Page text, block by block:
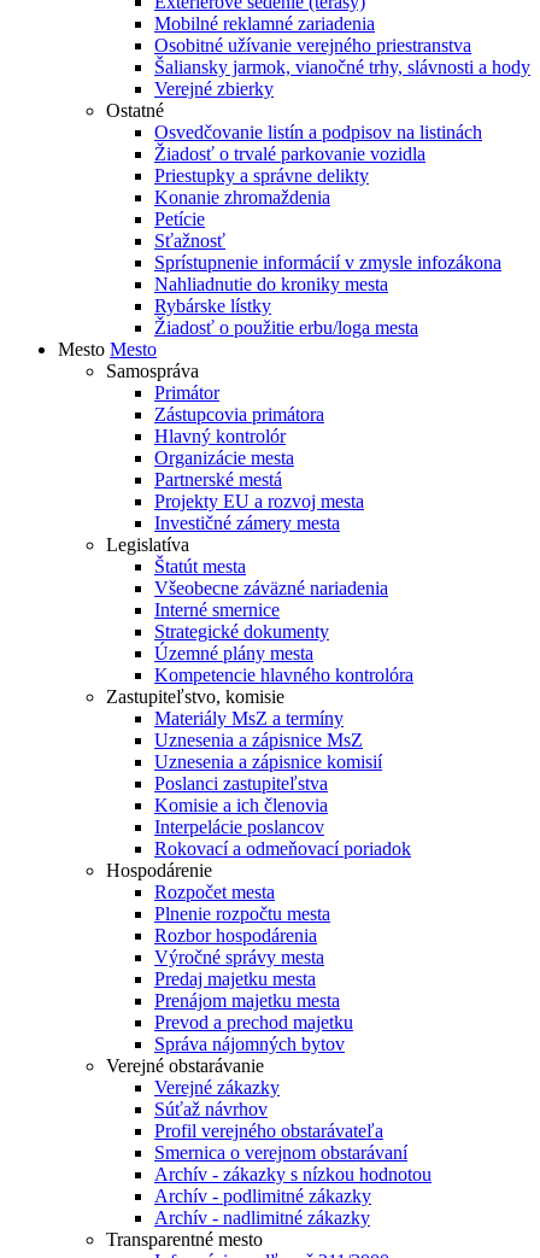
Mobilné reklamné zariadenia
Osobitné užívanie verejného priestranstva
Šaliansky jarmok, vianočné trhy, slávnosti a hody
Verejné zbierky
Ostatné
Osvedčovanie listín a podpisov na listinách
Žiadosť o trvalé parkovanie vozidla
Priestupky a správne delikty
Konanie zhromaždenia
Petície
Sťažnosť
Sprístupnenie informácií v zmysle infozákona
Nahliadnutie do kroniky mesta
Rybárske lístky
Žiadosť o použitie erbu/loga mesta
Mesto Mesto
Samospráva
Primátor
Zástupcovia primátora
Hlavný kontrolór
Organizácie mesta
Partnerské mestá
Projekty EU a rozvoj mesta
Investičné zámery mesta
Legislatíva
Štatút mesta
Všeobecne záväzné nariadenia
Interné smernice
Strategické dokumenty
Územné plány mesta
Kompetencie hlavného kontrolóra
Zastupiteľstvo, komisie
Materiály MsZ a termíny
Uznesenia a zápisnice MsZ
Uznesenia a zápisnice komisií
Poslanci zastupiteľstva
Komisie a ich členovia
Interpelácie poslancov
Rokovací a odmeňovací poriadok
Hospodárenie
Rozpočet mesta
Plnenie rozpočtu mesta
Rozbor hospodárenia
Výročné správy mesta
Predaj majetku mesta
Prenájom majetku mesta
Prevod a prechod majetku
Správa nájomných bytov
Verejné obstarávanie
Verejné zákazky
Súťaž návrhov
Profil verejného obstarávateľa
Smernica o verejnom obstarávaní
Archív - zákazky s nízkou hodnotou
Archív - podlimitné zákazky
Archív - nadlimitné zákazky
Transparentné mesto